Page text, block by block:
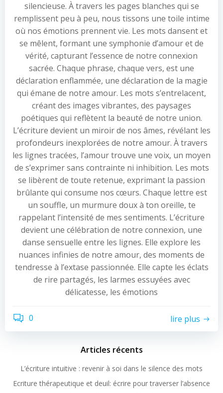
silencieuse. À travers les pages blanches qui se
remplissent peu à peu, nous tissons une toile intime
où nos émotions prennent vie. Les mots dansent et
se mêlent, formant une symphonie d’amour et de
vérité, capturant l’essence de notre connexion
sacrée. Chaque phrase, chaque vers, est une
déclaration enflammée, une déclaration de la magie
qui émane de notre amour. Les mots s’entrelacent,
créant des images vibrantes, des paysages
poétiques qui reflètent la beauté de notre union.
L’écriture devient un miroir de nos âmes, révélant les
profondeurs inexplorées de notre amour. À travers
les lignes tracées, l’amour trouve une voix, un moyen
de s’exprimer sans contrainte ni inhibition. Les mots
se libèrent de toute retenue, exprimant la passion
brûlante qui consume nos cœurs. Chaque lettre est
un souffle, un murmure doux à ton oreille, te
rappelant l’intensité de mes sentiments. L’écriture
devient une célébration de notre connexion, une
danse sensuelle entre les lignes. Elle explore les
nuances infinies de notre amour, des moments de
tendresse à l’extase passionnée. Elle capte les éclats
de rire partagés, les larmes essuyées avec
délicatesse, les émotions
0 lire plus
Articles récents
L’écriture intuitive : revenir à soi dans le silence des mots
Ecriture thérapeutique et deuil: écrire pour traverser l’absence